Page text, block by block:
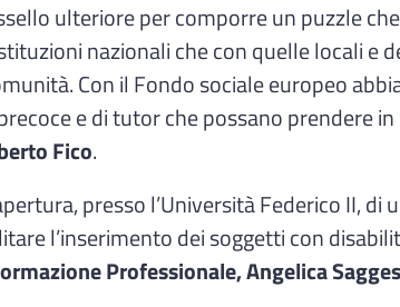
ulteriore per comporre un puzzle
nazionali che con quelle locali
Con il Fondo sociale europeo
e di tutor che possano prendere
Fico.
presso l’Università Federico II,
l’inserimento dei soggetti con
Professionale, Angelica